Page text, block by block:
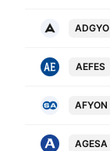
ADGYO
AEFES
AFYON
AGESA